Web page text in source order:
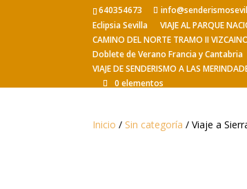
640354673
Eclipsia Sevilla
VIAJE AL PARQUE
CAMINO DEL NORTE TRAMO II
Doblete de Verano Francia y Cantabria
VIAJE DE SENDERISMO A LAS
0 elementos
Inicio / Sin categoría / Viaje a